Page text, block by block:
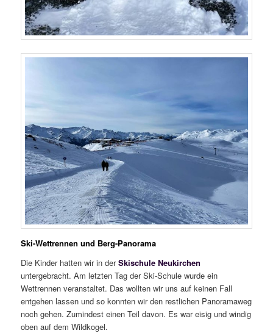
Ski-Wettrennen und Berg-Panorama
Die Kinder hatten wir in derSkischule Neukirchen
untergebracht. Am letzten Tag der Ski-Schule wurde ein
Wettrennen veranstaltet. Das wollten wir uns auf keinen Fall
entgehen lassen und so konnten wir den restlichen Panoramaweg
noch gehen. Zumindest einen Teil davon. Es war eisig und windig
oben auf dem Wildkogel.